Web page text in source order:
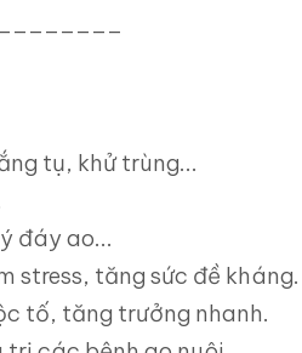
tụ, khử trùng...
đáy ao...
stress, tăng sức đề kháng.
tố, tăng trưởng nhanh.